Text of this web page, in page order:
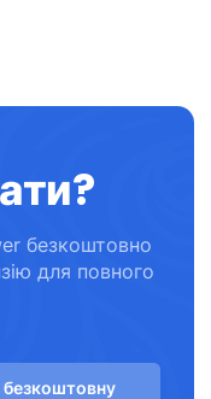
безкоштовно
для повного
безкоштовну